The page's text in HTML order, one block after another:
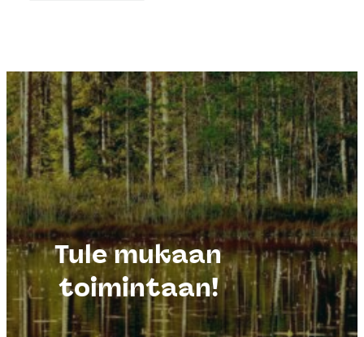
Tule mukaan
toimintaan!
Kuva: Juho